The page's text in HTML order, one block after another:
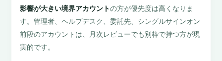
影響が大きい境界アカウントの方が優先度は高くなりま
す。管理者、ヘルプデスク、委託先、シングルサインオン
前段のアカウントは、月次レビューでも別枠で持つ方が現
実的です。